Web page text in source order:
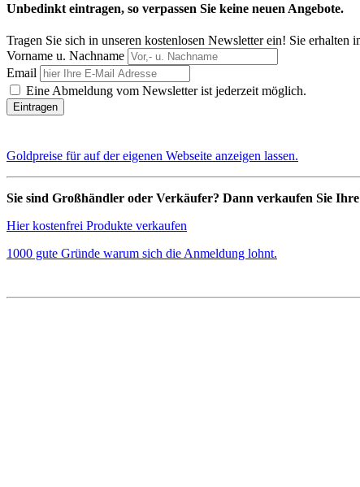
Unbedinkt eintragen, so verpassen Sie keine neuen Angebote.
Tragen Sie sich in unseren kostenlosen Newsletter ein! Sie
Vorname u. Nachname
Email
Eine Abmeldung vom Newsletter ist jederzeit möglich.
Goldpreise für auf der eigenen Webseite anzeigen lassen.
Sie sind Großhändler oder Verkäufer? Dann verkaufen Sie
Hier kostenfrei Produkte verkaufen
1000 gute Gründe warum sich die Anmeldung lohnt.